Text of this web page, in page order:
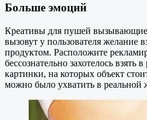
Больше эмоций
Креативы для пушей вызывающие
вызовут у пользователя желание
продуктом. Расположите
бессознательно захотелось взять
картинки, на которых объект
можно было ухватить в реальной